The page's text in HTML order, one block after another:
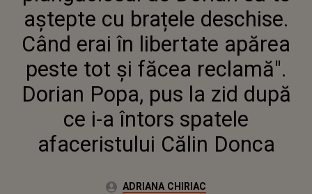
ȘI FĂCEA RECLAMĂ". DORIAN
POPA, PUS LA ZID DUPĂ CE I-A
ÎNTORS SPATELE
AFACERISTULUI CĂLIN DONCA
aștepte cu brațele deschise.
Când erai în libertate apărea
peste tot și făcea reclamă".
Dorian Popa, pus la zid după
ce i-a întors spatele
afaceristului Călin Donca
Autor:ADRIANA CHIRIAC